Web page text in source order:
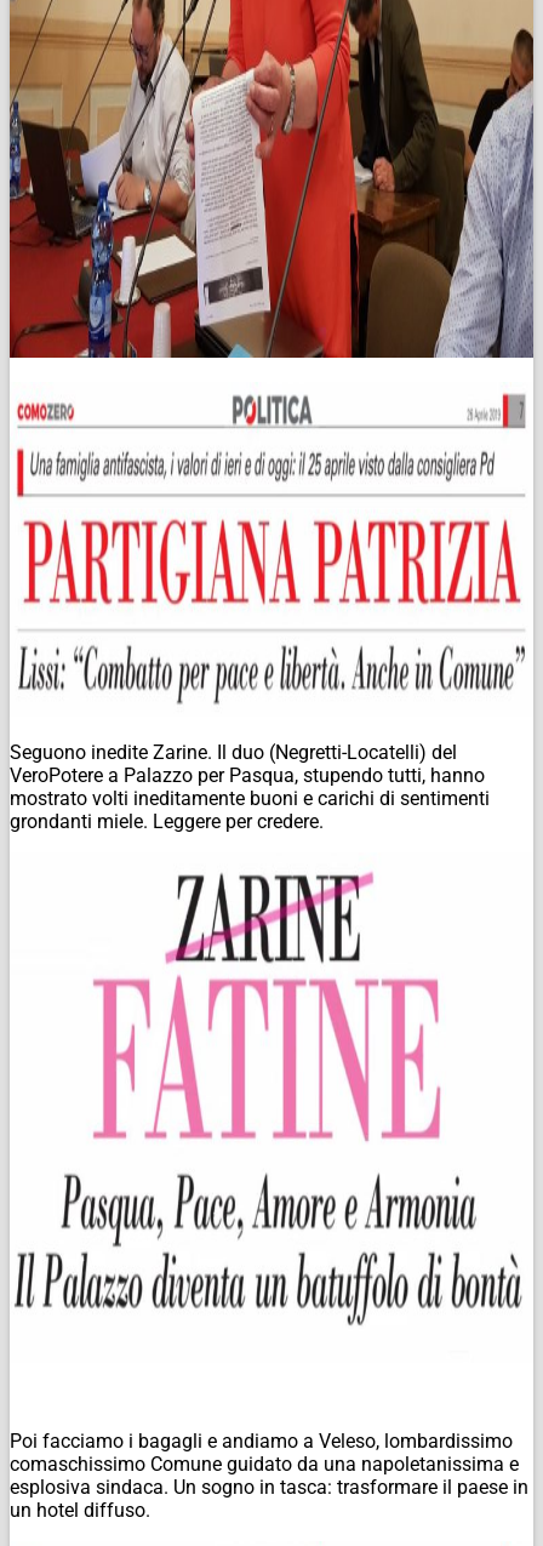
Seguono inedite Zarine. Il duo (Negretti-Locatelli) del
VeroPotere a Palazzo per Pasqua, stupendo tutti, hanno
mostrato volti ineditamente buoni e carichi di sentimenti
grondanti miele. Leggere per credere.
Poi facciamo i bagagli e andiamo a Veleso, lombardissimo
comaschissimo Comune guidato da una napoletanissima e
esplosiva sindaca. Un sogno in tasca: trasformare il paese in
un hotel diffuso.